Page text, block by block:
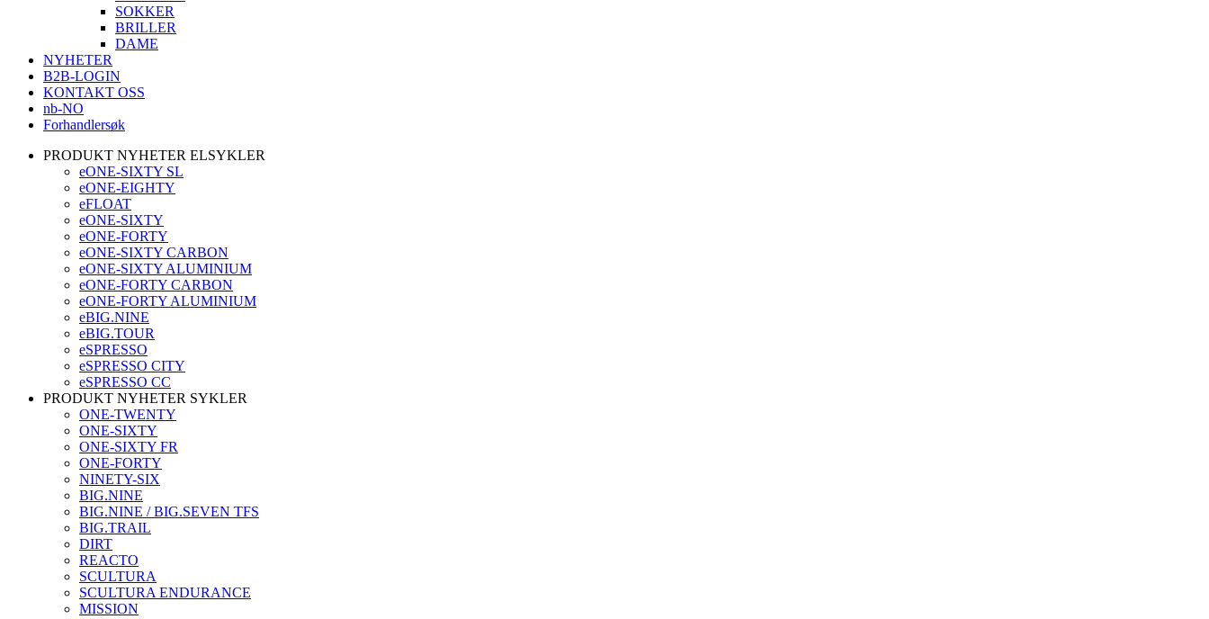
SOKKER
BRILLER
DAME
NYHETER
B2B-LOGIN
KONTAKT OSS
nb-NO
Forhandlersøk
PRODUKT NYHETER ELSYKLER
eONE-SIXTY SL
eONE-EIGHTY
eFLOAT
eONE-SIXTY
eONE-FORTY
eONE-SIXTY CARBON
eONE-SIXTY ALUMINIUM
eONE-FORTY CARBON
eONE-FORTY ALUMINIUM
eBIG.NINE
eBIG.TOUR
eSPRESSO
eSPRESSO CITY
eSPRESSO CC
PRODUKT NYHETER SYKLER
ONE-TWENTY
ONE-SIXTY
ONE-SIXTY FR
ONE-FORTY
NINETY-SIX
BIG.NINE
BIG.NINE / BIG.SEVEN TFS
BIG.TRAIL
DIRT
REACTO
SCULTURA
SCULTURA ENDURANCE
MISSION